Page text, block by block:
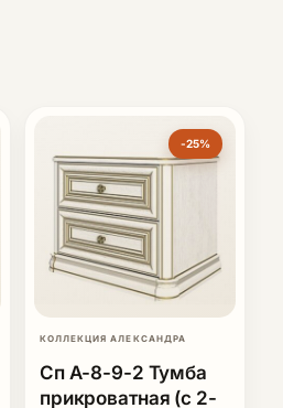
-25%
КОЛЛЕКЦИЯ АЛЕКСАНДРА
Сп А-8-9-2 Тумба
прикроватная (с 2-